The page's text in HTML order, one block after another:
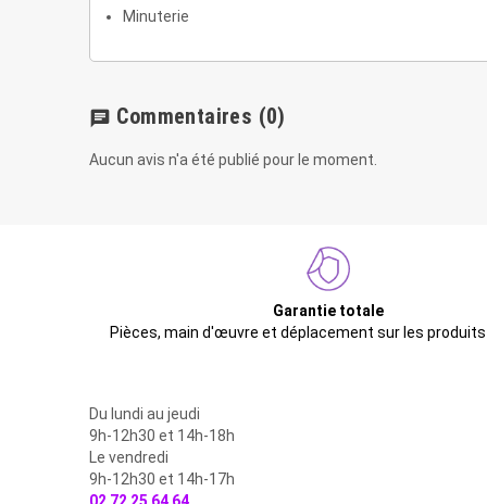
Minuterie
chat Commentaires (0)
Aucun avis n'a été publié pour le moment.
Garantie totale
Pièces, main d'œuvre et déplacement sur les
Du lundi au jeudi
9h-12h30 et 14h-18h
Le vendredi
9h-12h30 et 14h-17h